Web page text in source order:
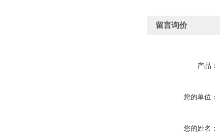
留言询价
产品：
您的单位：
您的姓名：